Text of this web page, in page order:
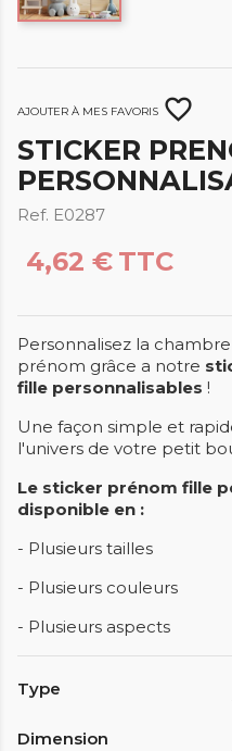
Ajouter à mes favoris favorite_border
STICKER
Ref. E0287
4,62 € TTC
Personnalisez la
prénom grâce a notre
fille personnalisables !
Une façon simple et
l'univers de votre petit
Le sticker prénom fille
disponible en :
- Plusieurs tailles
- Plusieurs couleurs
- Plusieurs aspects
Type
Dimension